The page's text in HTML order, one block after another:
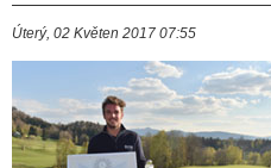
Úterý, 02 Květen 2017 07:55